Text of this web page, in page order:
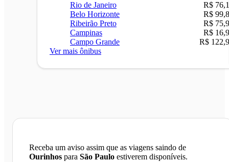
Rio de Janeiro
R$
Belo Horizonte
R$
Ribeirão Preto
R$
Campinas
R$
Campo Grande
R$
Ver mais ônibus
Receba um aviso assim que as viagens saindo de
Ourinhos para São Paulo estiverem disponíveis.